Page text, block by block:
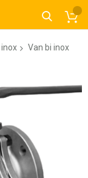
Van bi inox